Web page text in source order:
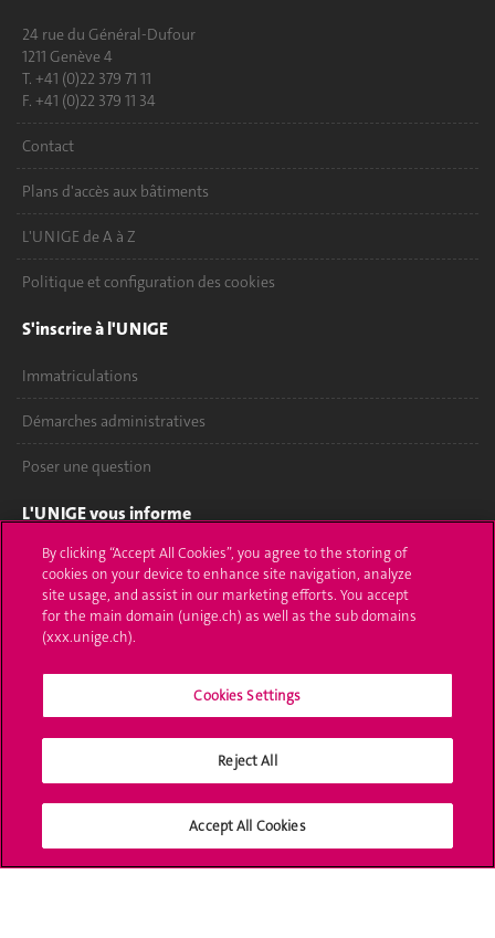
24 rue du Général-Dufour
1211 Genève 4
T. +41 (0)22 379 71 11
F. +41 (0)22 379 11 34
Contact
Plans d'accès aux bâtiments
L'UNIGE de A à Z
Politique et configuration des cookies
S'inscrire à l'UNIGE
Immatriculations
Démarches administratives
Poser une question
L'UNIGE vous informe
UNIGE Mobile
Médias
Offres d'emploi
Calendrier académique
Médias sociaux UNIGE
By clicking “Accept All Cookies”, you agree to the storing of
cookies on your device to enhance site navigation, analyze
site usage, and assist in our marketing efforts. You accept
for the main domain (unige.ch) as well as the sub domains
(xxx.unige.ch).
Cookies Settings
Reject All
Accept All Cookies